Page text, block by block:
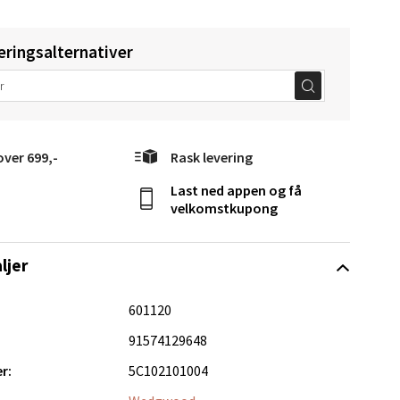
699,- Rask levering
Last ned appen og få
velkomstkupong
601120
91574129648
5C102101004